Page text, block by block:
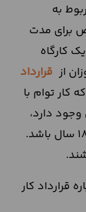
به
برای مدت
کارگاه
از قرارداد
کار توام با
دارد،
این است که بازه سنی آن‌ها باید بین 15 تا 18 سال باشد.
قرارداد کار